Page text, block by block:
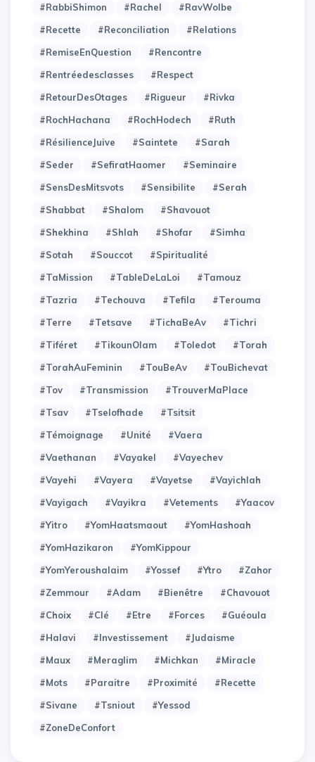
#RabbiShimon
#Rachel
#RavWolbe
#Recette
#Reconciliation
#Relations
#RemiseEnQuestion
#Rencontre
#Rentréedesclasses
#Respect
#RetourDesOtages
#Rigueur
#Rivka
#RochHachana
#RochHodech
#Ruth
#RésilienceJuive
#Saintete
#Sarah
#Seder
#SefiratHaomer
#Seminaire
#SensDesMitsvots
#Sensibilite
#Serah
#Shabbat
#Shalom
#Shavouot
#Shekhina
#Shlah #Shofar
#Simha
#Sotah
#Souccot
#Spiritualité
#TaMission
#TableDeLaLoi
#Tamouz
#Tazria
#Techouva #Tefila
#Terouma
#Terre
#Tetsave #TichaBeAv
#Tichri
#Tiféret
#TikounOlam #Toledot
#Torah
#TorahAuFeminin
#TouBeAv
#TouBichevat
#Tov
#Transmission
#TrouverMaPlace
#Tsav
#Tselofhade
#Tsitsit
#Témoignage
#Unité
#Vaera
#Vaethanan
#Vayakel
#Vayechev
#Vayehi
#Vayera #Vayetse
#Vayichlah
#Vayigach
#Vayikra #Vetements
#Yaacov
#Yitro
#YomHaatsmaout
#YomHashoah
#YomHazikaron
#YomKippour
#YomYeroushalaim
#Yossef #Ytro
#Zahor
#Zemmour
#adam #bienêtre
#chavouot
#choix
#clé #etre #forces
#guéoula
#halavi
#investissement
#judaisme
#maux
#meraglim #michkan
#miracle
#mots
#paraitre #proximité
#recette
#sivane
#tsniout
#yessod
#zoneDeConfort